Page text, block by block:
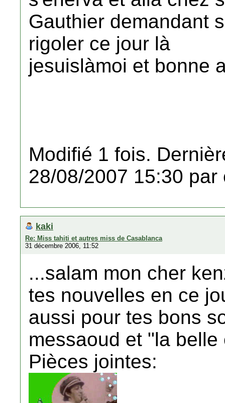
Gauthier demandant
rigoler ce jour là
jesuislàmoi et bonne
Modifié 1 fois.
28/08/2007 15:30 par
kaki
Re: Miss tahiti et autres miss de Casablanca
31 décembre 2006, 11:52
...salam mon cher
tes nouvelles en ce
aussi pour tes bons
messaoud et "la
Pièces jointes: